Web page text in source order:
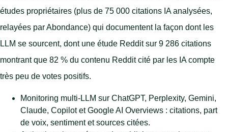
études propriétaires (plus de 75 000 citations IA analysées,
relayées par Abondance) qui documentent la façon dont les
LLM se sourcent, dont une étude Reddit sur 9 286 citations
montrant que 82 % du contenu Reddit cité par les IA compte
très peu de votes positifs.
Monitoring multi-LLM sur ChatGPT, Perplexity, Gemini,
Claude, Copilot et Google AI Overviews : citations, part
de voix, sentiment et sources citées.